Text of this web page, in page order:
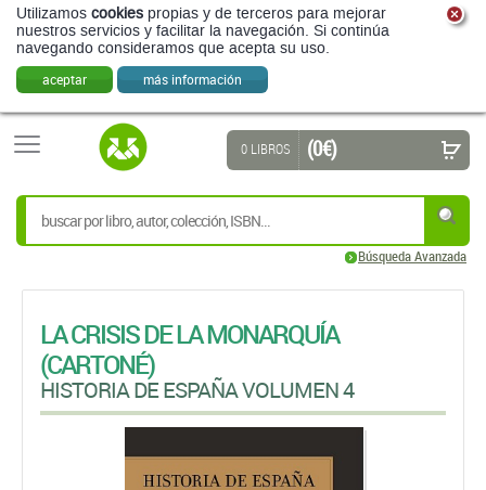
Utilizamos cookies propias y de terceros para mejorar
nuestros servicios y facilitar la navegación. Si continúa
navegando consideramos que acepta su uso.
aceptar más información
Búsqueda Avanzada
0 LIBROS (0 €)
LA CRISIS DE LA MONARQUÍA
(CARTONÉ)
HISTORIA DE ESPAÑA VOLUMEN 4